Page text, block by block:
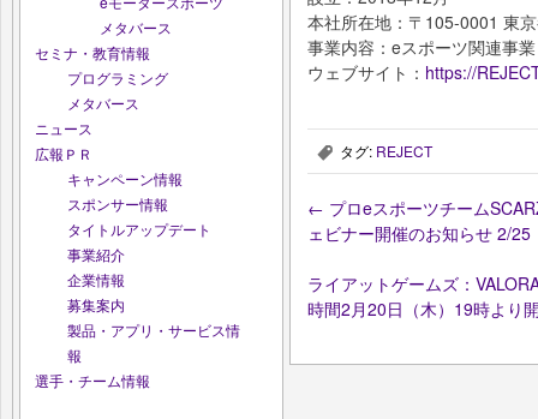
メタバース
セミナ・教育情報
プログラミング
メタバース
ニュース
広報ＰＲ
キャンペーン情報
スポンサー情報
タイトルアップデート
事業紹介
企業情報
募集案内
製品・アプリ・サービス情
報
選手・チーム情報
本社所在地：〒105-0001 東
事業内容：eスポーツ関連事業
ウェブサイト： https://
, タグ: REJECT
← プロeスポーツチーム
ェビナー開催のお知らせ 2/
ライアットゲームズ：
時間2月20日（木）19時より